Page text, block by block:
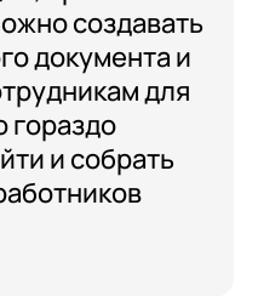
создавать
документа и
для
гораздо
и собрать